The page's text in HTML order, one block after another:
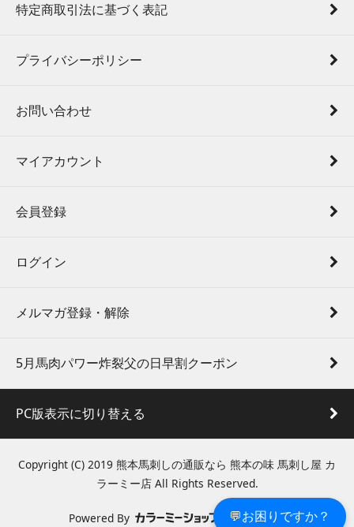
特定商取引法に基づく表記
プライバシーポリシー
お問い合わせ
マイアカウント
会員登録
ログイン
メルマガ登録・解除
5月馬肉パワー炸裂父の日早割クーポン
PC版表示に切り替える
Copyright (C) 2019 熊本馬刺しの通販なら 熊本の味 馬刺し屋 カ
ラーミー店 All Rights Reserved.
Powered By 💬お困りですか？